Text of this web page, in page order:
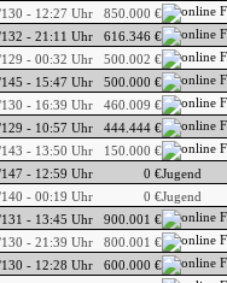
- 12:27 Uhr 850.000 €
132 - 21:11 Uhr 616.346 €
129 - 00:32 Uhr 500.002 €
- 15:47 Uhr 500.000 €
- 16:39 Uhr 460.009 €
- 10:57 Uhr 444.444 €
- 13:50 Uhr 150.000 €
147 - 12:59 Uhr 0 €Jugend
- 00:19 Uhr 0 €Jugend
- 13:45 Uhr 900.001 €
- 21:39 Uhr 800.001 €
130 - 12:28 Uhr 600.000 €